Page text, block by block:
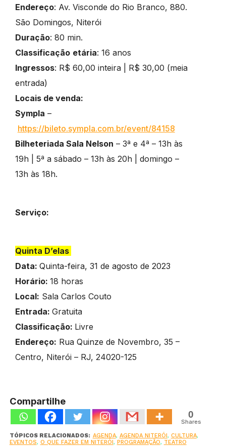
Endereço: Av. Visconde do Rio Branco, 880.
São Domingos, Niterói
Duração: 80 min.
Classificação etária: 16 anos
Ingressos: R$ 60,00 inteira | R$ 30,00 (meia
entrada)
Locais de venda:
Sympla –
https://bileto.sympla.com.br/event/84158
Bilheteriada Sala Nelson – 3ª e 4ª – 13h às
19h | 5ª a sábado – 13h às 20h | domingo –
13h às 18h.
Serviço:
Quinta D’elas
Data: Quinta-feira, 31 de agosto de 2023
Horário: 18 horas
Local: Sala Carlos Couto
Entrada: Gratuita
Classificação: Livre
Endereço: Rua Quinze de Novembro, 35 –
Centro, Niterói – RJ, 24020-125
Compartilhe
0
Shares
TÓPICOS RELACIONADOS: AGENDA, AGENDA NITERÓI, CULTURA,
EVENTOS, O QUE FAZER EM NITERÓI, PROGRAMAÇÃO, TEATRO